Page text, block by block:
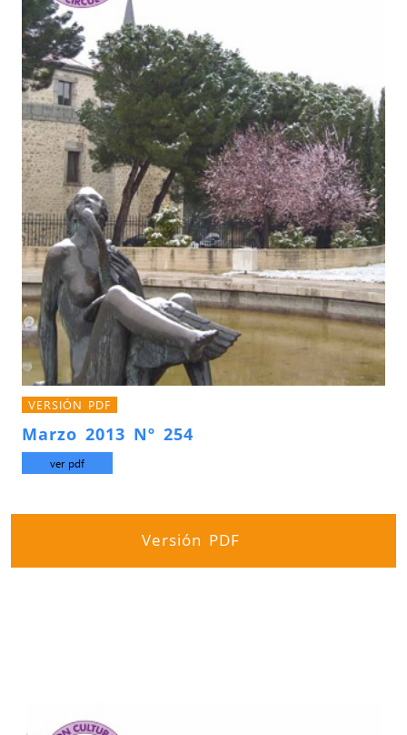
VERSIÓN PDF
Marzo 2013 Nº 254
ver pdf
Versión PDF